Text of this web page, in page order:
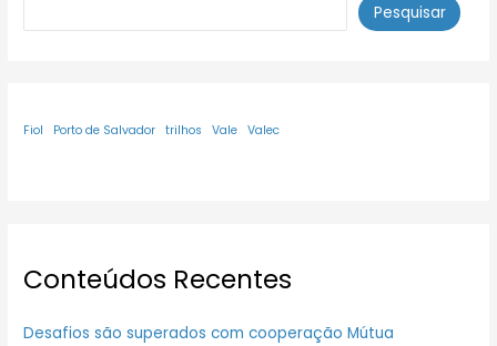
Pesquisar
Fiol Porto de Salvador trilhos Vale Valec
Conteúdos Recentes
Desafios são superados com cooperação Mútua